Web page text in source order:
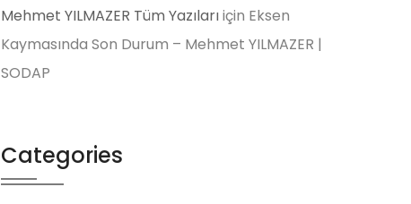
Mehmet YILMAZER Tüm Yazılarıiçin Eksen
Kaymasında Son Durum – Mehmet YILMAZER |
SODAP
Categories